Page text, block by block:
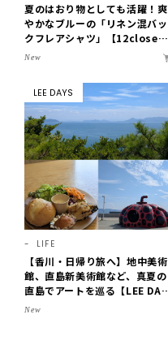
夏のはおり物としても活躍！爽
やかなブルーの「リネン混バッ
クフレアシャツ」【12close
t】
New
LEE DAYS
LIFE
【香川・日帰り旅へ】地中美術
館、直島新美術館など、真夏の
直島でアートを巡る【LEE DAY
S club ミワコ】
New